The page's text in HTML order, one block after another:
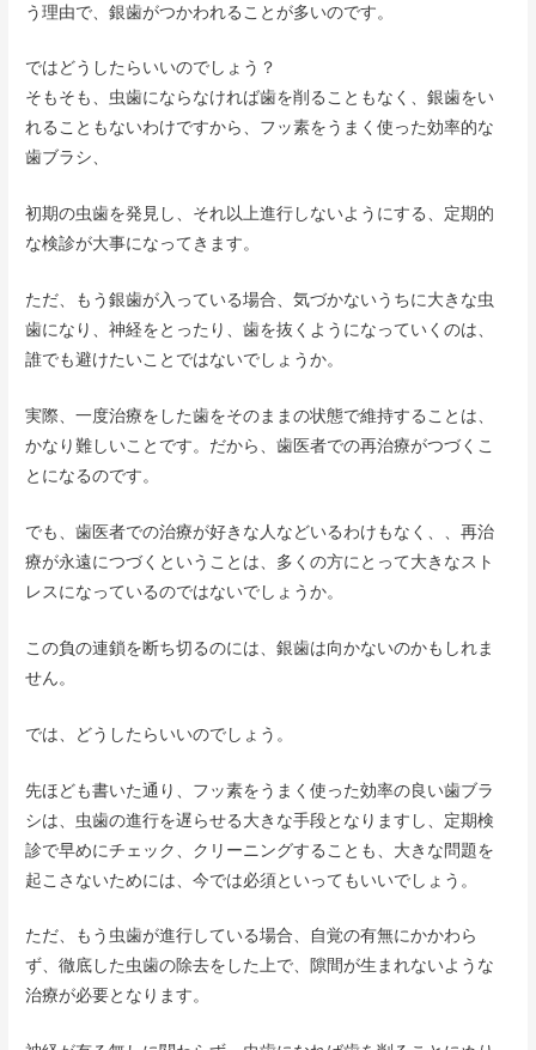
う理由で、銀歯がつかわれることが多いのです。
ではどうしたらいいのでしょう？
そもそも、虫歯にならなければ歯を削ることもなく、銀歯をい
れることもないわけですから、フッ素をうまく使った効率的な
歯ブラシ、
初期の虫歯を発見し、それ以上進行しないようにする、定期的
な検診が大事になってきます。
ただ、もう銀歯が入っている場合、気づかないうちに大きな虫
歯になり、神経をとったり、歯を抜くようになっていくのは、
誰でも避けたいことではないでしょうか。
実際、一度治療をした歯をそのままの状態で維持することは、
かなり難しいことです。だから、歯医者での再治療がつづくこ
とになるのです。
でも、歯医者での治療が好きな人などいるわけもなく、、再治
療が永遠につづくということは、多くの方にとって大きなスト
レスになっているのではないでしょうか。
この負の連鎖を断ち切るのには、銀歯は向かないのかもしれま
せん。
では、どうしたらいいのでしょう。
先ほども書いた通り、フッ素をうまく使った効率の良い歯ブラ
シは、虫歯の進行を遅らせる大きな手段となりますし、定期検
診で早めにチェック、クリーニングすることも、大きな問題を
起こさないためには、今では必須といってもいいでしょう。
ただ、もう虫歯が進行している場合、自覚の有無にかかわら
ず、徹底した虫歯の除去をした上で、隙間が生まれないような
治療が必要となります。